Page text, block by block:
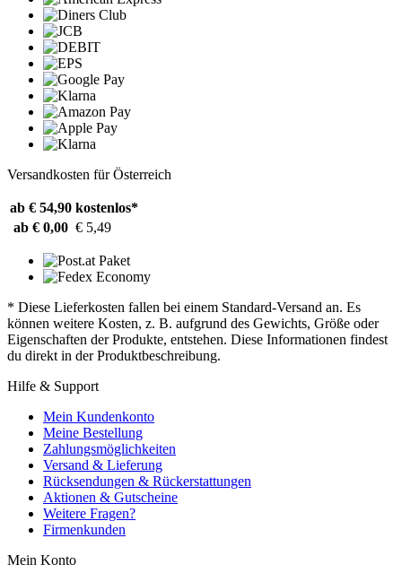
Versandkosten für Österreich
ab € 54,90 kostenlos*
ab € 0,00 € 5,49
* Diese Lieferkosten fallen bei einem Standard-Versand an. Es
können weitere Kosten, z. B. aufgrund des Gewichts, Größe oder
Eigenschaften der Produkte, entstehen. Diese Informationen findest
du direkt in der Produktbeschreibung.
Hilfe & Support
Mein Kundenkonto
Meine Bestellung
Zahlungsmöglichkeiten
Versand & Lieferung
Rücksendungen & Rückerstattungen
Aktionen & Gutscheine
Weitere Fragen?
Firmenkunden
Mein Konto